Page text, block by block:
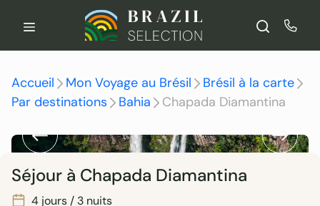
Séjour à Chapada Diamantina
4 jours / 3 nuits
Accueil Mon Voyage au Brésil
Brésil à la carte
Par destinations
Bahia Chapada Diamantina